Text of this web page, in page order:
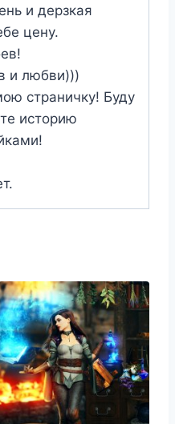
и дерзкая
цену.
и любви)))
страничку! Буду
историю